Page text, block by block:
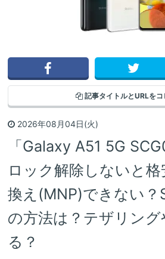
記事タイトルとURLをコ
2026年08月04日(火)
「Galaxy A51 5G
ロック解除しないと格
換え(MNP)できない？
の方法は？テザリング
る？